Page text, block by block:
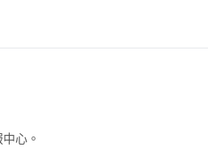
心。